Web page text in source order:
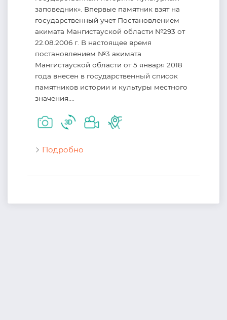
заповедник». Впервые памятник взят на
государственный учет Постановлением
акимата Мангистауской области №293 от
22.08.2006 г. В настоящее время
постановлением №3 акимата
Мангистауской области от 5 января 2018
года внесен в государственный список
памятников истории и культуры местного
значения....
Подробно